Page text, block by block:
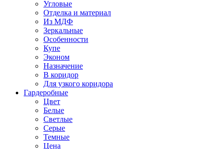
Угловые
Отделка и материал
Из МДФ
Зеркальные
Особенности
Купе
Эконом
Назначение
В коридор
Для узкого коридора
Гардеробные
Цвет
Белые
Светлые
Серые
Темные
Цена